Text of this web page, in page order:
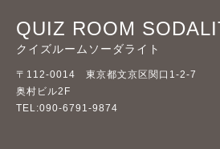
QUIZ ROOM
クイズルームソーダライト
〒112-0014 東京都文京区関口1-2-7
奥村ビル2F
TEL:090-6791-9874